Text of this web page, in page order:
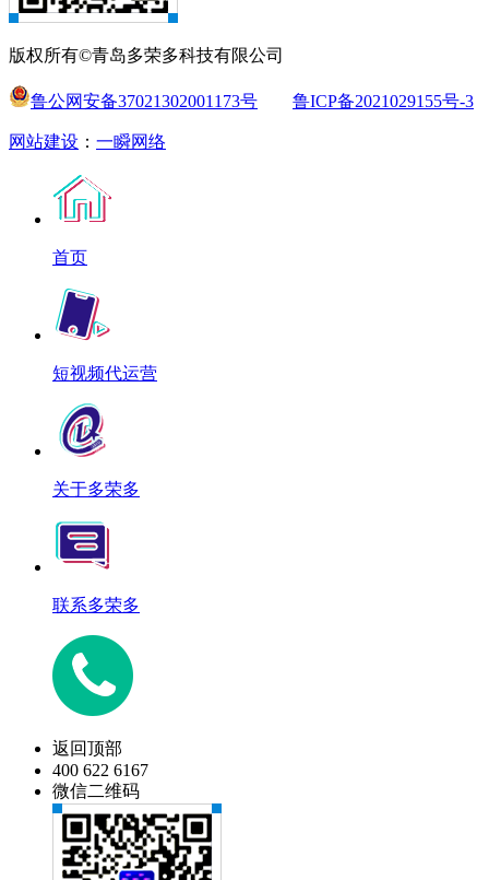
版权所有©青岛多荣多科技有限公司
鲁公网安备37021302001173号 鲁ICP备2021029155号-3
网站建设 ： 一瞬网络
首页
短视频代运营
关于多荣多
联系多荣多
返回顶部
400 622 6167
微信二维码